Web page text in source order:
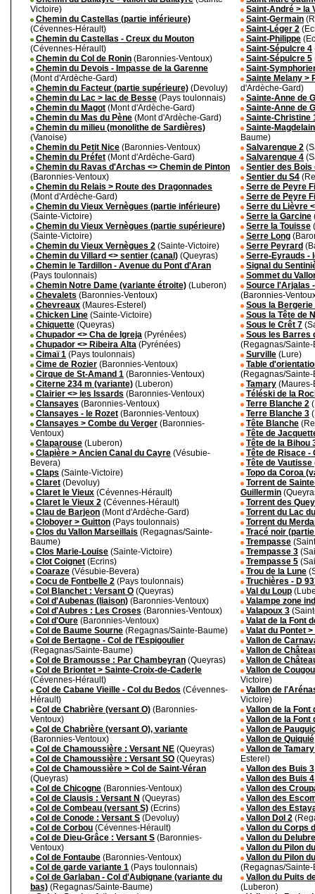
Victoire)
Chemin du Castellas (partie inférieure)
(Cévennes-Hérault)
Chemin du Castellas - Creux du Mouton
(Cévennes-Hérault)
Chemin du Col de Ronin (Baronnies-Ventoux)
Chemin du Devois - Impasse de la Garenne
(Mont d'Ardèche-Gard)
Chemin du Facteur (partie supérieure) (Devoluy)
Chemin du Lac > lac de Besse (Pays toulonnais)
Chemin du Magot (Mont d'Ardèche-Gard)
Chemin du Mas du Pène (Mont d'Ardèche-Gard)
Chemin du milieu (monolithe de Sardières)
(Vanoise)
Chemin du Petit Nice (Baronnies-Ventoux)
Chemin du Préfet (Mont d'Ardèche-Gard)
Chemin du Ravas d'Archas <> Chemin de Pinton
(Baronnies-Ventoux)
Chemin du Relais > Route des Dragonnades
(Mont d'Ardèche-Gard)
Chemin du Vieux Vernègues (partie inférieure)
(Sainte-Victoire)
Chemin du Vieux Vernègues (partie supérieure)
(Sainte-Victoire)
Chemin du Vieux Vernègues 2 (Sainte-Victoire)
Chemin du Villard <> sentier (canal) (Queyras)
Chemin le Tardillon - Avenue du Pont d'Aran
(Pays toulonnais)
Chemin Notre Dame (variante étroite) (Luberon)
Chevalets (Baronnies-Ventoux)
Chevreaux (Maures-Esterel)
Chicken Line (Sainte-Victoire)
Chiquette (Queyras)
Chupador <> Cha de Igreja (Pyrénées)
Chupador <> Ribeira Alta (Pyrénées)
Cimaï 1 (Pays toulonnais)
Cime de Rozier (Baronnies-Ventoux)
Cirque de St-Amand 1 (Baronnies-Ventoux)
Citerne 234 m (variante) (Luberon)
Clairier <> les Issards (Baronnies-Ventoux)
Clansayes (Baronnies-Ventoux)
Clansayes - le Rozet (Baronnies-Ventoux)
Clansayes > Combe du Verger (Baronnies-
Ventoux)
Claparouse (Luberon)
Clapière > Ancien Canal du Cayre (Vésubie-
Bevera)
Claps (Sainte-Victoire)
Claret (Devoluy)
Claret le Vieux (Cévennes-Hérault)
Claret le Vieux 2 (Cévennes-Hérault)
Clau de Barjeon (Mont d'Ardèche-Gard)
Cloboyer > Guitton (Pays toulonnais)
Clos du Vallon Marseillais (Regagnas/Sainte-
Baume)
Clos Marie-Louise (Sainte-Victoire)
Clot Coignet (Ecrins)
Coaraze (Vésubie-Bevera)
Cocu de Fontbelle 2 (Pays toulonnais)
Col Blanchet : Versant O (Queyras)
Col d'Aubenas (liaison) (Baronnies-Ventoux)
Col d'Aubres : Les Croses (Baronnies-Ventoux)
Col d'Oure (Baronnies-Ventoux)
Col de Baume Sourne (Regagnas/Sainte-Baume)
Col de Bertagne - Col de l'Espigoulier
(Regagnas/Sainte-Baume)
Col de Bramousse : Par Chambeyran (Queyras)
Col de Briontet > Sainte-Croix-de-Caderle
(Cévennes-Hérault)
Col de Cabane Vieille - Col du Bedos (Cévennes-
Hérault)
Col de Chabrière (versant O) (Baronnies-
Ventoux)
Col de Chabrière (versant O), variante
(Baronnies-Ventoux)
Col de Chamoussière : Versant NE (Queyras)
Col de Chamoussière : Versant SO (Queyras)
Col de Chamoussière > Col de Saint-Véran
(Queyras)
Col de Chicogne (Baronnies-Ventoux)
Col de Clausis : Versant N (Queyras)
Col de Combeau (versant S) (Ecrins)
Col de Conode : Versant S (Devoluy)
Col de Corbou (Cévennes-Hérault)
Col de Dieu-Grâce : Versant S (Baronnies-
Ventoux)
Col de Fontaube (Baronnies-Ventoux)
Col de garde variante 1 (Pays toulonnais)
Col de Garlaban - Col d'Aubignane (variante du
bas) (Regagnas/Sainte-Baume)
Saint-André > la
Saint-Germain
Saint-Léger 2
Saint-Philippe
Saint-Sépulcre 4
Saint-Sépulcre 5
Saint-
Sainte Melany >
d'Ardèche-Gard)
Sainte-Anne de
Sainte-Anne de
Sainte-Christine
Sainte-
Baume)
Salvarenque 2
Salvarenque 4
Sentier des Bois
Sentier du S4
Serre de Peyre
Serre de Peyre
Serre du Lièvre
Serre la Garcine
Serre la Touisse
Serre Long
Serre Peyrard
Serre-Eyrauds -
Signal du
Sommet du
Source l'Arjalas
(Baronnies-
Sous la Bergerie
Sous la Tête de
Sous le Crêt 7
Sous les Barres
(Regagnas/Sainte-
Surville (Lure)
Table
(Regagnas/Sainte-
Tamary (Maures-
Téléski de la
Terre Blanche 2
Terre Blanche 3
Tête Blanche
Tête de
Tête de la Bihou
Tête de Risace -
Tête de
Topo da Coroa
Torrent de
Guillermin
Torrent des
Torrent du Lac
Torrent du
Tracé noir
Trempasse
Trempasse 3
Trempasse 5
Trou de la Lune
Truchières - D
Val du Loup
Valampe zone
Valapoux 3
Valat de la Font
Valat du Pontet
Vallon de
Vallon de
Vallon de
Vallon de
Victoire)
Vallon de
Victoire)
Vallon de la Font
Vallon de la Font
Vallon de
Vallon de Quiquié
Vallon de
Esterel)
Vallon des Buis 3
Vallon des Buis 4
Vallon des
Vallon des
Vallon des
Vallon Dol 2
Vallon du Corps
Vallon du
Vallon du Pilon
Vallon du Pilon
(Regagnas/Sainte-
Vallon du Puits
(Luberon)